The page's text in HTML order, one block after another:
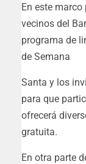
En este
vecinos del
programa de
de Semana
Santa y los
para que
ofrecerá
gratuita.
En otra parte